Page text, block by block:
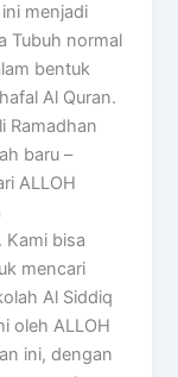
menjadi
Tubuh normal
bentuk
Al Quran.
Ramadhan
baru –
ALLOH
Kami bisa
mencari
Al Siddiq
oleh ALLOH
ini, dengan